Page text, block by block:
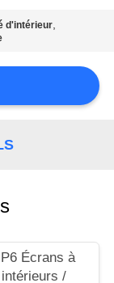
d'intérieur,
Écrans à
intérieurs /